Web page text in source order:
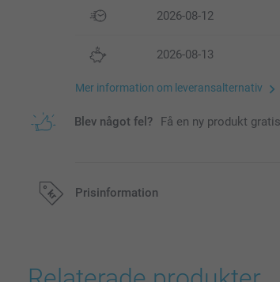
2026-08-12
2026-08-13
Mer information om leveransalternativ
Blev något fel? Få en ny produkt gratis
Prisinformation